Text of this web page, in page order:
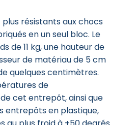
résistants aux chocs
en un seul bloc. Le
de 11 kg, une hauteur de
de matériau de 5 cm
quelques centimètres.
de
cet entrepôt, ainsi que
entrepôts en plastique,